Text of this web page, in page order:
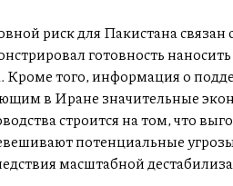
риск для Пакистана
готовность
Кроме того, информация о
в Иране значительные
строится на том, что
потенциальные
масштабной